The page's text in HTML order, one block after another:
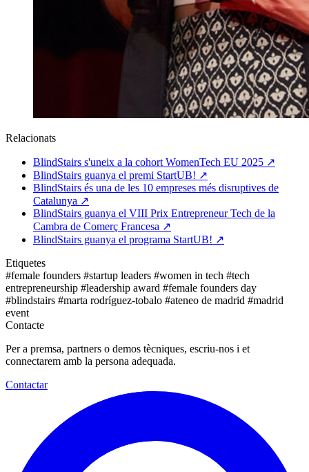
Relacionats
BlindStairs s'uneix a la cohort WomenTech EU 2025 ↗
BlindStairs guanya el premi StartUB! ↗
BlindStairs és una de les 10 empreses més disruptives de
Catalunya ↗
BlindStairs guanya el VIII Prix Entrepreneur Tech de la
Cambra de Comerç Francesa ↗
BlindStairs guanya el programa StartUB! ↗
Etiquetes
#female founders #startup leaders #women in tech #tech
entrepreneurship #leadership award #female founders day
#blindstairs #marta rodríguez-tobalo #ateneo de madrid #madrid
event
Contacte
Per a premsa, partners o demos tècniques, escriu-nos i et
connectarem amb la persona adequada.
Contactar